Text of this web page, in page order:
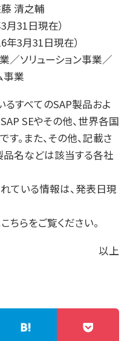
清之輔
31日現在）
年3月31日現在）
／ソリューション事業／
事業
るすべてのSAP製品およ
SEやその他、世界各国
。また、その他、記載さ
品名などは該当する各社
ている情報は、発表日現
ちらをご覧ください。
以上